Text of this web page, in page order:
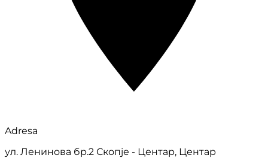
Adresa
ул. Ленинова бр.2 Скопје - Центар, Центар